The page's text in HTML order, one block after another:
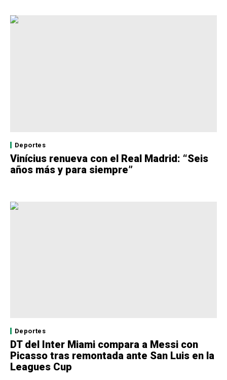
Deportes
Vinícius renueva con el Real Madrid: “Seis
años más y para siempre”
Deportes
DT del Inter Miami compara a Messi con
Picasso tras remontada ante San Luis en la
Leagues Cup